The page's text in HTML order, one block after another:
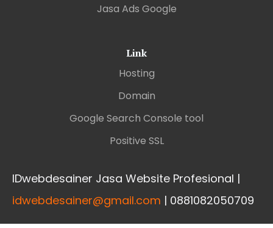
Jasa Ads Google
Link
Hosting
Domain
Google Search Console tool
Positive SSL
IDwebdesainer Jasa Website Profesional |
idwebdesainer@gmail.com | 0881082050709